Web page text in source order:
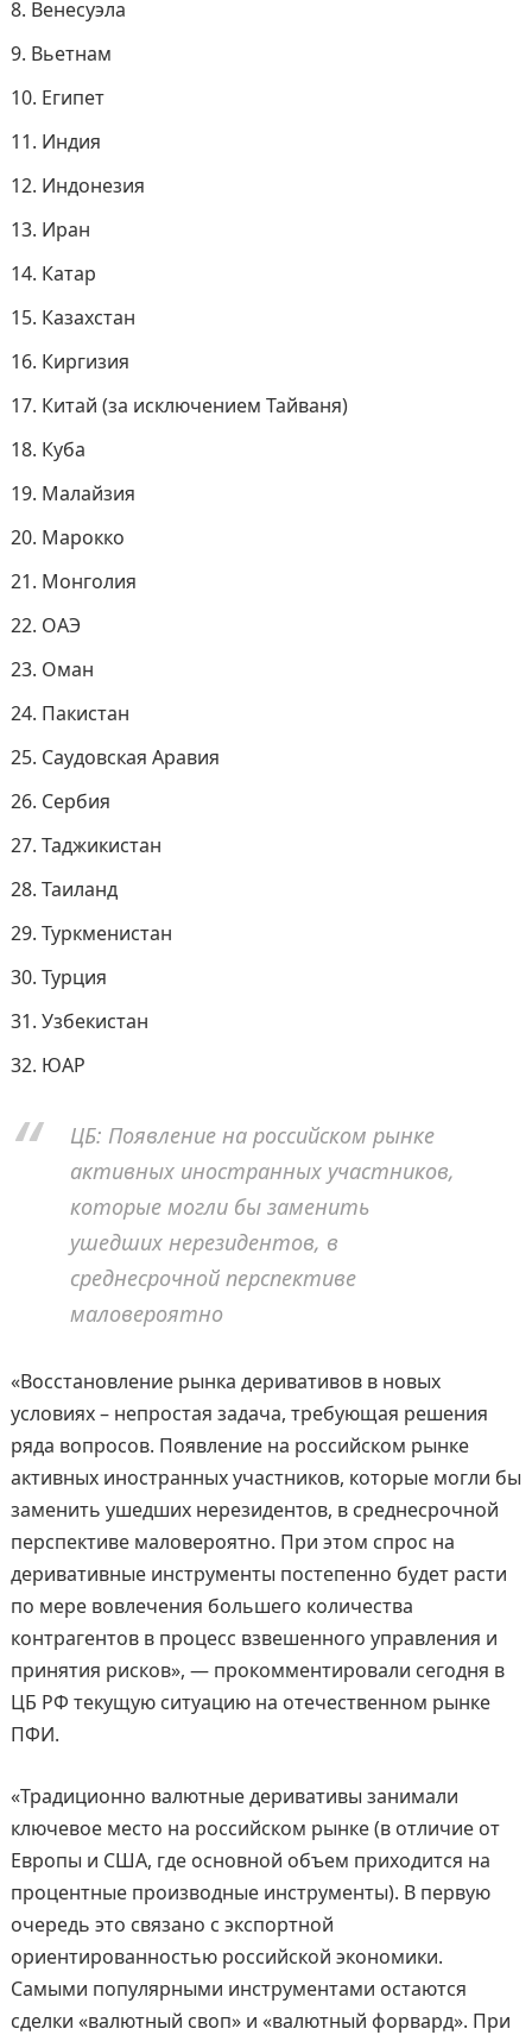
Венесуэла
Вьетнам
Египет
Индия
Индонезия
Иран
Катар
Казахстан
Киргизия
Китай (за исключением Тайваня)
Куба
Малайзия
Марокко
Монголия
ОАЭ
Оман
Пакистан
Саудовская Аравия
Сербия
Таджикистан
Таиланд
Туркменистан
Турция
Узбекистан
ЮАР
ЦБ: Появление на российском рынке
активных иностранных участников,
которые могли бы заменить
ушедших нерезидентов, в
среднесрочной перспективе
маловероятно
«Восстановление рынка деривативов в новых
условиях – непростая задача, требующая решения
ряда вопросов. Появление на российском рынке
активных иностранных участников, которые могли бы
заменить ушедших нерезидентов, в среднесрочной
перспективе маловероятно. При этом спрос на
деривативные инструменты постепенно будет расти
по мере вовлечения большего количества
контрагентов в процесс взвешенного управления и
принятия рисков», — прокомментировали сегодня в
ЦБ РФ текущую ситуацию на отечественном рынке
ПФИ.
«Традиционно валютные деривативы занимали
ключевое место на российском рынке (в отличие от
Европы и США, где основной объем приходится на
процентные производные инструменты). В первую
очередь это связано с экспортной
ориентированностью российской экономики.
Самыми популярными инструментами остаются
сделки «валютный своп» и «валютный форвард». При